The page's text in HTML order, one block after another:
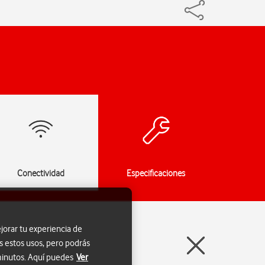
Conectividad Especificaciones
tu experiencia de
estos usos, pero podrás
Aquí puedes Ver